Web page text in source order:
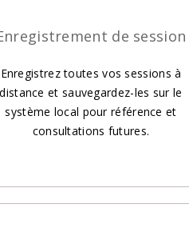
de session
Enregistrez toutes vos sessions à
distance et sauvegardez-les sur le
système local pour référence et
consultations futures.